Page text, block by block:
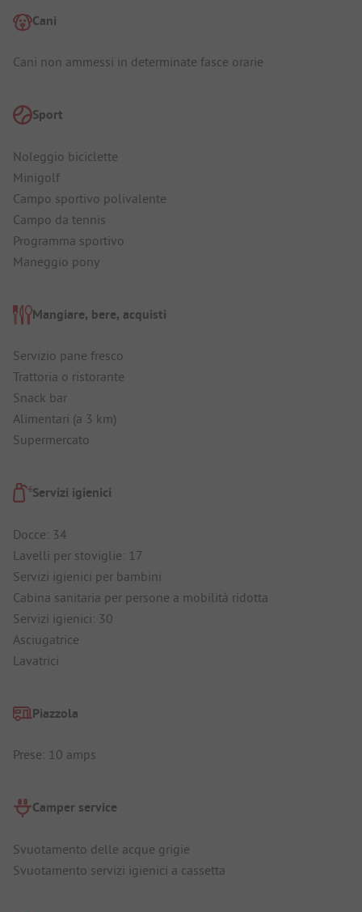
Cani
Cani non ammessi in determinate fasce orarie
Sport
Noleggio biciclette
Minigolf
Campo sportivo polivalente
Campo da tennis
Programma sportivo
Maneggio pony
Mangiare, bere, acquisti
Servizio pane fresco
Trattoria o ristorante
Snack bar
Alimentari (a 3 km)
Supermercato
Servizi igienici
Docce: 34
Lavelli per stoviglie: 17
Servizi igienici per bambini
Cabina sanitaria per persone a mobilità ridotta
Servizi igienici: 30
Asciugatrice
Lavatrici
Piazzola
Prese: 10 amps
Camper service
Svuotamento delle acque grigie
Svuotamento servizi igienici a cassetta